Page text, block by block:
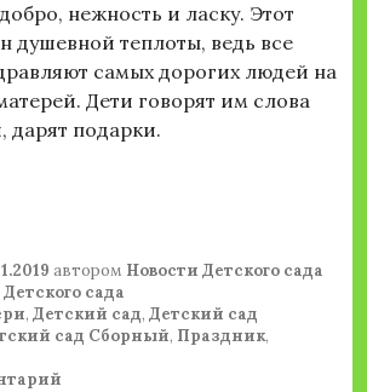
нежность и ласку. Этот
душевной теплоты, ведь все
самых дорогих людей на
Дети говорят им слова
дарят подарки.
МАТЕРИ В СП «ДЕТСКИЙ
автором Новости Детского сада
сада
, Детский сад, Детский сад
сад Сборный, Праздник,